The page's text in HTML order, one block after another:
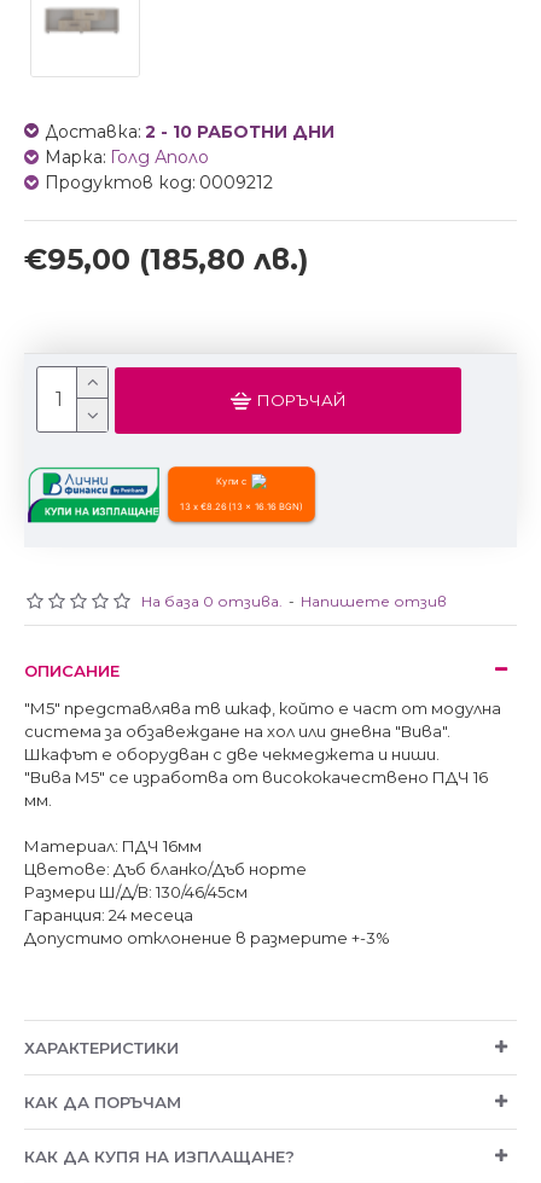
На база 0 отзива. - Напишете отзив
€95,00 (185,80 лв.)
Доставка: 2 - 10 РАБОТНИ ДНИ
Марка: Голд Аполо
Продуктов код: 0009212
ПОРЪЧАЙ
Купи с
13 x €8.26 (13 x 16.16 BGN)
ОПИСАНИЕ
"М5" представлява тв шкаф, който е част от модулна
система за обзавеждане на хол или дневна "Вива".
Шкафът е оборудван с две чекмеджета и ниши.
"Вива М5" се изработва от висококачествено ПДЧ 16
мм.
Материал: ПДЧ 16мм
Цветове: Дъб бланко/Дъб норте
Размери Ш/Д/В: 130/46/45см
Гаранция: 24 месеца
Допустимо отклонение в размерите +-3%
ХАРАКТЕРИСТИКИ
КАК ДА ПОРЪЧАМ
КАК ДА КУПЯ НА ИЗПЛАЩАНЕ?